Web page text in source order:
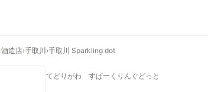
造店›手取川 ›手取川 Sparkling dot
てどりがわ すぱーくりんぐどっと